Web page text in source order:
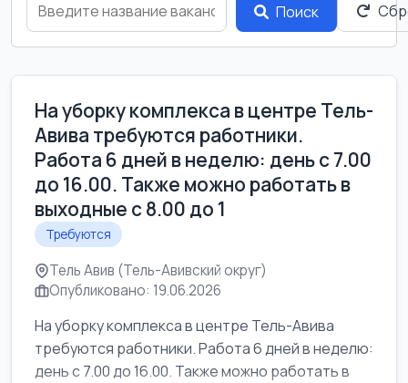
Поиск
На уборку комплекса в центре Тель-
Авива требуются работники.
Работа 6 дней в неделю: день с 7.00
до 16.00. Также можно работать в
выходные с 8.00 до 1
Требуются
Тель Авив (Тель-Авивский округ)
Опубликовано: 19.06.2026
На уборку комплекса в центре Тель-Авива
требуются работники. Работа 6 дней в неделю:
день с 7.00 до 16.00. Также можно работать в